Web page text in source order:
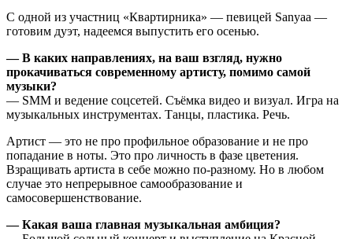
С одной из участниц «Квартирника» — певицей Sanyaa —
готовим дуэт, надеемся выпустить его осенью.
— В каких направлениях, на ваш взгляд, нужно
прокачиваться современному артисту, помимо самой
музыки?
— SMM и ведение соцсетей. Съёмка видео и визуал. Игра на
музыкальных инструментах. Танцы, пластика. Речь.
Артист — это не про профильное образование и не про
попадание в ноты. Это про личность в фазе цветения.
Взращивать артиста в себе можно по-разному. Но в любом
случае это непрерывное самообразование и
самосовершенствование.
— Какая ваша главная музыкальная амбиция?